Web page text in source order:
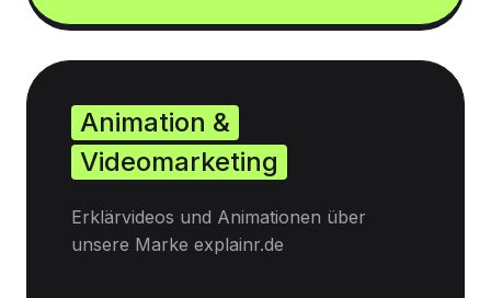
Animation &
Videomarketing
Erklärvideos und Animationen über
unsere Marke explainr.de